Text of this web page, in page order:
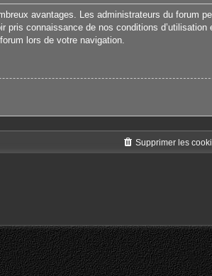
avantages. Les administrateurs du forum
connaissance de nos conditions d’utilisation
lors de votre navigation.
Supprimer les